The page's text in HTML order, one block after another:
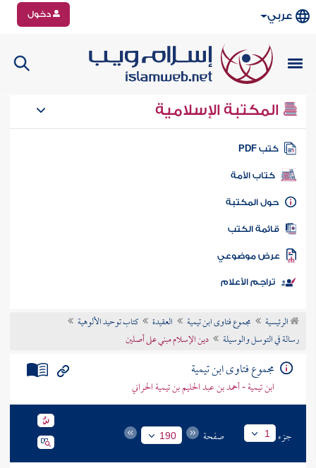
عربي دخول
المكتبة الإسلامية
كتب PDF
كتاب الأمة
المكتبة
الكتب
موضوعي
تراجم الأعلام
الرئيسية مجموع فتاوى ابن تيمية العقيدة
كتاب توحيد الألوهية
رسالة في التوسل والوسيلة
دين الإسلام مبني على أصلين
مجموع فتاوى ابن تيمية
ابن تيمية - أحمد بن عبد الحليم بن تيمية الحراني
جزء 1 صفحة 190